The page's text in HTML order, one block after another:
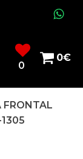
0
0€
FRONTAL